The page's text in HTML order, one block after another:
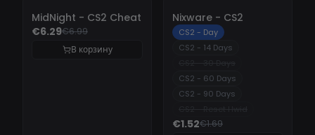
- 10%
MidNight - CS2 Cheat
€6.29€6.99
В корзину
-
Nixware - CS2
CS2 - Day
CS2 - 14 Days
CS2 - 60 Days
CS2 - 90 Days
€1.52€1.69